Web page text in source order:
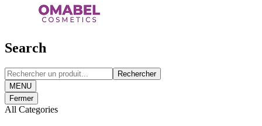
Search
Rechercher
MENU
Fermer
All Categories